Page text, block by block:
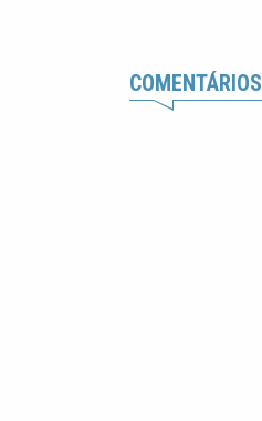
COMENTÁRIOS